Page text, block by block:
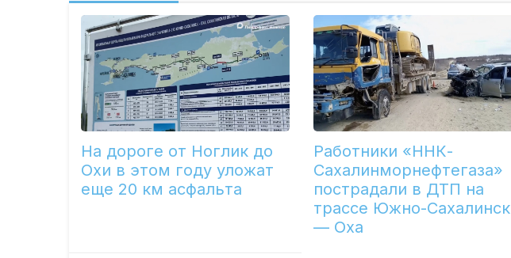
На дороге от Ноглик до
Охи в этом году уложат
еще 20 км асфальта
Работники «ННК-
Сахалинморнефтегаза»
пострадали в ДТП на
трассе Южно-Сахалинск
— Оха